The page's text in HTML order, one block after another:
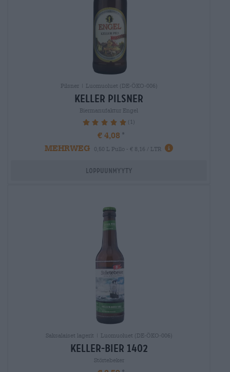
Pilsner | Luomuoluet (DE-ÖKO-006)
keller Pilsner
Biermanufaktur Engel
100% (1)
€ 4,08
MEHRWEG
0,50 L Pullo - € 8,16 / LTR
Loppuunmyyty
Saksalaiset lagerit | Luomuoluet (DE-ÖKO-006)
keller-bier 1402
Störtebeker